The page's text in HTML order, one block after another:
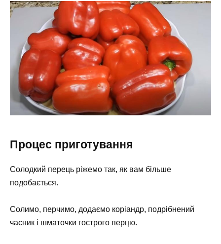
Процес приготування
Солодкий перець ріжемо так, як вам більше
подобається.
Солимо, перчимо, додаємо коріандр, подрібнений
часник і шматочки гострого перцю.